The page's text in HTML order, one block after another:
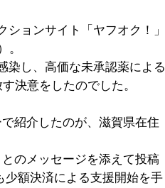
ョンサイト「ヤフオク！」
。
染し、高価な未承認薬による
決意をしたのでした。
紹介したのが、滋賀県在住
のメッセージを添えて投稿
少額決済による支援開始を手